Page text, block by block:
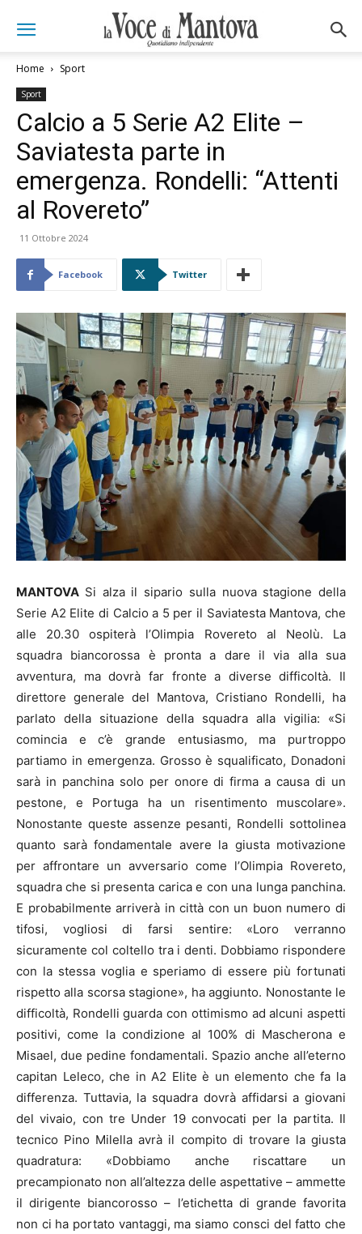
Home Sport
Sport
Calcio a 5 Serie A2 Elite –
Saviatesta parte in
emergenza. Rondelli: “Attenti
al Rovereto”
11 Ottobre 2024
Facebook Twitter
MANTOVA Si alza il sipario sulla nuova stagione della
Serie A2 Elite di Calcio a 5 per il Saviatesta Mantova, che
alle 20.30 ospiterà l’Olimpia Rovereto al Neolù. La
squadra biancorossa è pronta a dare il via alla sua
avventura, ma dovrà far fronte a diverse difficoltà. Il
direttore generale del Mantova, Cristiano Rondelli, ha
parlato della situazione della squadra alla vigilia: «Si
comincia e c’è grande entusiasmo, ma purtroppo
partiamo in emergenza. Grosso è squalificato, Donadoni
sarà in panchina solo per onore di firma a causa di un
pestone, e Portuga ha un risentimento muscolare».
Nonostante queste assenze pesanti, Rondelli sottolinea
quanto sarà fondamentale avere la giusta motivazione
per affrontare un avversario come l’Olimpia Rovereto,
squadra che si presenta carica e con una lunga panchina.
E probabilmente arriverà in città con un buon numero di
tifosi, vogliosi di farsi sentire: «Loro verranno
sicuramente col coltello tra i denti. Dobbiamo rispondere
con la stessa voglia e speriamo di essere più fortunati
rispetto alla scorsa stagione», ha aggiunto. Nonostante le
difficoltà, Rondelli guarda con ottimismo ad alcuni aspetti
positivi, come la condizione al 100% di Mascherona e
Misael, due pedine fondamentali. Spazio anche all’eterno
capitan Leleco, che in A2 Elite è un elemento che fa la
differenza. Tuttavia, la squadra dovrà affidarsi a giovani
del vivaio, con tre Under 19 convocati per la partita. Il
tecnico Pino Milella avrà il compito di trovare la giusta
quadratura: «Dobbiamo anche riscattare un
precampionato non all’altezza delle aspettative – ammette
il dirigente biancorosso – l’etichetta di grande favorita
non ci ha portato vantaggi, ma siamo consci del fatto che